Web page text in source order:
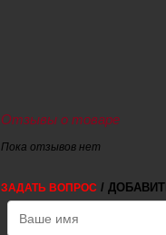
Отзывы о товаре
Пока отзывов нет
ЗАДАТЬ ВОПРОС /